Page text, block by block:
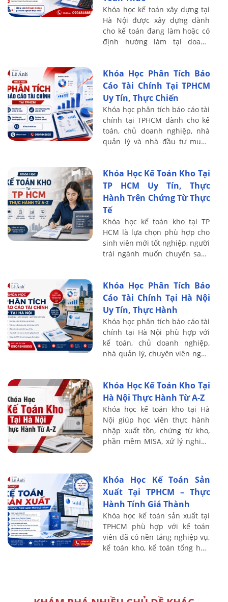
Khóa học kế toán xây dựng tại
Hà Nội được xây dựng dành
cho kế toán đang làm hoặc có
định hướng làm tại doanh
đường và hạ ...
Khóa Học Phân Tích Báo
Cáo Tài Chính Tại TPHCM
Uy Tín, Thực Chiến
Khóa học phân tích báo cáo tài
chính tại TPHCM dành cho kế
toán, chủ doanh nghiệp, nhà
quản lý và nhà đầu tư muốn
chính và ...
Khóa Học Kế Toán Kho Tại
TP HCM Uy Tín, Thực
Hành Trên Chứng Từ Thực
Tế
Khóa học kế toán kho tại TP
HCM là lựa chọn phù hợp cho
sinh viên mới tốt nghiệp, người
trái ngành muốn chuyển sang
toán muốn ...
Khóa Học Phân Tích Báo
Cáo Tài Chính Tại Hà Nội
Uy Tín, Thực Hành
Khóa học phân tích báo cáo tài
chính tại Hà Nội phù hợp với
kế toán, chủ doanh nghiệp,
nhà quản lý, chuyên viên ngân
hiểu số ...
Khóa Học Kế Toán Kho Tại
Hà Nội Thực Hành Từ A-Z
Khóa học kế toán kho tại Hà
Nội giúp học viên thực hành
nhập xuất tồn, chứng từ kho,
phần mềm MISA, xử lý nghiệp
Khóa Học Kế Toán Sản
Xuất Tại TPHCM – Thực
Hành Tính Giá Thành
Khóa học kế toán sản xuất tại
TPHCM phù hợp với kế toán
viên đã có nền tảng nghiệp vụ,
kế toán kho, kế toán tổng hợp